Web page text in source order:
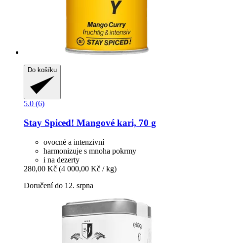
Do košíku
5.0 (6)
Stay Spiced! Mangové kari, 70 g
ovocné a intenzivní
harmonizuje s mnoha pokrmy
i na dezerty
280,00 Kč (4 000,00 Kč / kg)
Doručení do 12. srpna